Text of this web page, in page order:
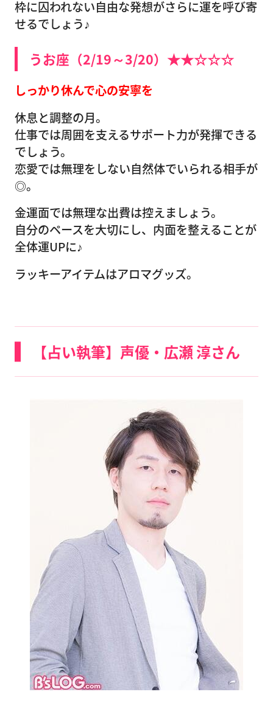
枠に囚われない自由な発想がさらに運を呼び寄
せるでしょう♪
うお座（2/19～3/20）★★☆☆☆
しっかり休んで心の安寧を
休息と調整の月。
仕事では周囲を支えるサポート力が発揮できる
でしょう。
恋愛では無理をしない自然体でいられる相手が
◎。
金運面では無理な出費は控えましょう。
自分のペースを大切にし、内面を整えることが
全体運UPに♪
ラッキーアイテムはアロマグッズ。
【占い執筆】声優・広瀬 淳さん